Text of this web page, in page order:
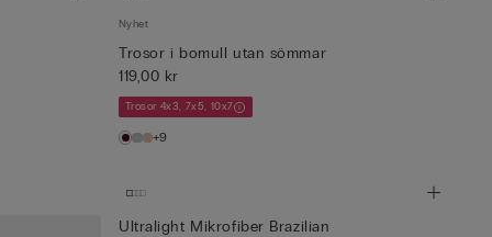
Nyhet
Trosor i bomull utan sömmar
119,00 kr
Trosor 4x3, 7x5, 10x7
+9
Ultralight Mikrofiber Brazilian